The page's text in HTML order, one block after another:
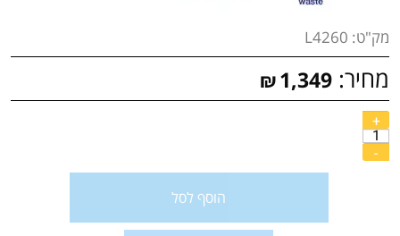
מק"ט: L4260
מחיר: ₪1,349
הוסף לסל